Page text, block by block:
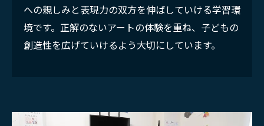
への親しみと表現力の双方を伸ばしていける学習環
境です。正解のないアートの体験を重ね、子どもの
創造性を広げていけるよう大切にしています。